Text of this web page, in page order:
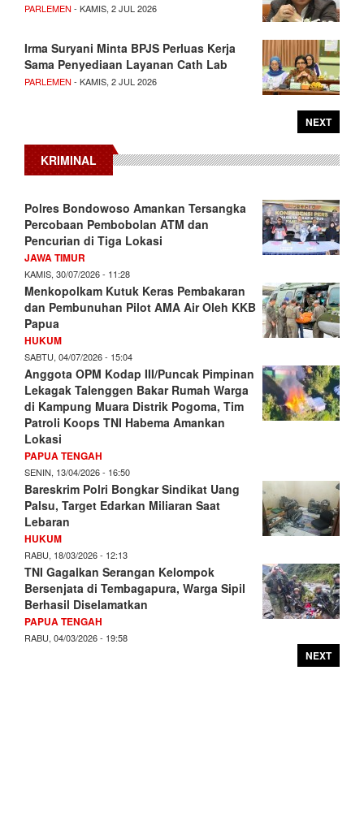
PARLEMEN - KAMIS, 2 JUL 2026
Irma Suryani Minta BPJS Perluas Kerja
Sama Penyediaan Layanan Cath Lab
PARLEMEN - KAMIS, 2 JUL 2026
NEXT
KRIMINAL
Polres Bondowoso Amankan Tersangka
Percobaan Pembobolan ATM dan
Pencurian di Tiga Lokasi
JAWA TIMUR
KAMIS, 30/07/2026 - 11:28
Menkopolkam Kutuk Keras Pembakaran
dan Pembunuhan Pilot AMA Air Oleh KKB
Papua
HUKUM
SABTU, 04/07/2026 - 15:04
Anggota OPM Kodap III/Puncak Pimpinan
Lekagak Talenggen Bakar Rumah Warga
di Kampung Muara Distrik Pogoma, Tim
Patroli Koops TNI Habema Amankan
Lokasi
PAPUA TENGAH
SENIN, 13/04/2026 - 16:50
Bareskrim Polri Bongkar Sindikat Uang
Palsu, Target Edarkan Miliaran Saat
Lebaran
HUKUM
RABU, 18/03/2026 - 12:13
TNI Gagalkan Serangan Kelompok
Bersenjata di Tembagapura, Warga Sipil
Berhasil Diselamatkan
PAPUA TENGAH
RABU, 04/03/2026 - 19:58
NEXT